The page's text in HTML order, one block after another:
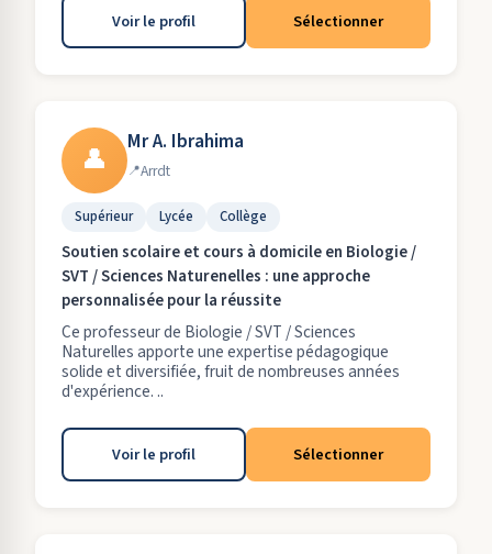
Voir le profil Sélectionner
👤 Mr A. Ibrahima
Arrdt
Supérieur Lycée Collège
Soutien scolaire et cours à domicile en Biologie /
SVT / Sciences Naturenelles : une approche
personnalisée pour la réussite
Ce professeur de Biologie / SVT / Sciences
Naturelles apporte une expertise pédagogique
solide et diversifiée, fruit de nombreuses années
d'expérience. ..
Voir le profil Sélectionner